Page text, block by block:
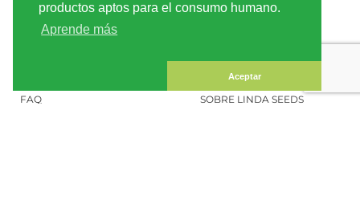
productos aptos para el consumo humano.
Aprende más
Aceptar
PAGO
FAQ
MAPA DEL SITIO
CONTÁCTENOS
SOBRE LINDA SEEDS